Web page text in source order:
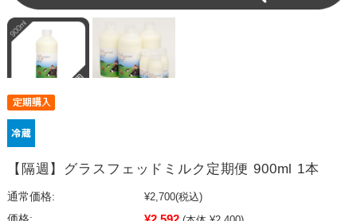
【隔週】グラスフェッドミルク定期便 900ml 1本
通常価格: ¥2,700(税込)